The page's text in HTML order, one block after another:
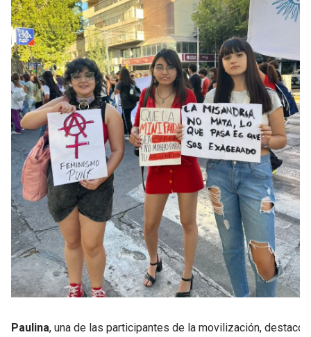
Paulina, una de las participantes de la movilización, destacó